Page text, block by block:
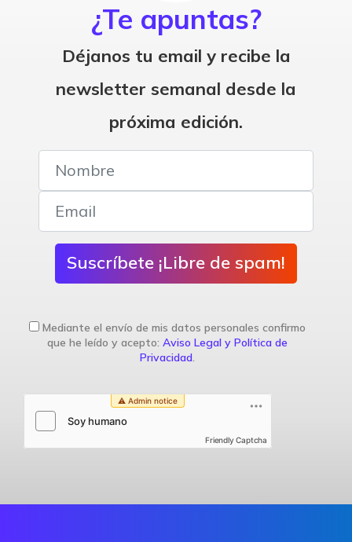
¿Te apuntas?
Déjanos tu email y recibe la
newsletter semanal desde la
próxima edición.
Suscríbete ¡Libre de spam!
Mediante el envío de mis datos personales confirmo
que he leído y acepto: Aviso Legal y Política de
Privacidad.
Friendly Captcha